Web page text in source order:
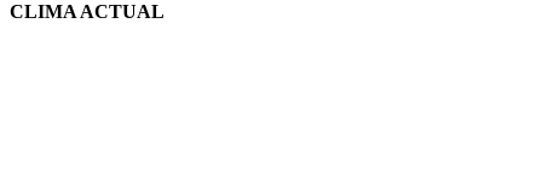
CLIMA ACTUAL